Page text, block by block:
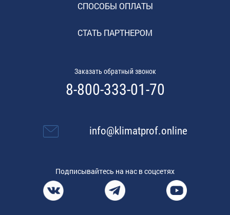
СПОСОБЫ ОПЛАТЫ
СТАТЬ ПАРТНЕРОМ
Заказать обратный звонок
8-800-333-01-70
info@klimatprof.online
Подписывайтесь на нас в соцсетях